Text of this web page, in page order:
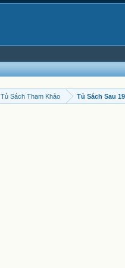
Tủ Sách Tham Khảo Tủ Sách Sau